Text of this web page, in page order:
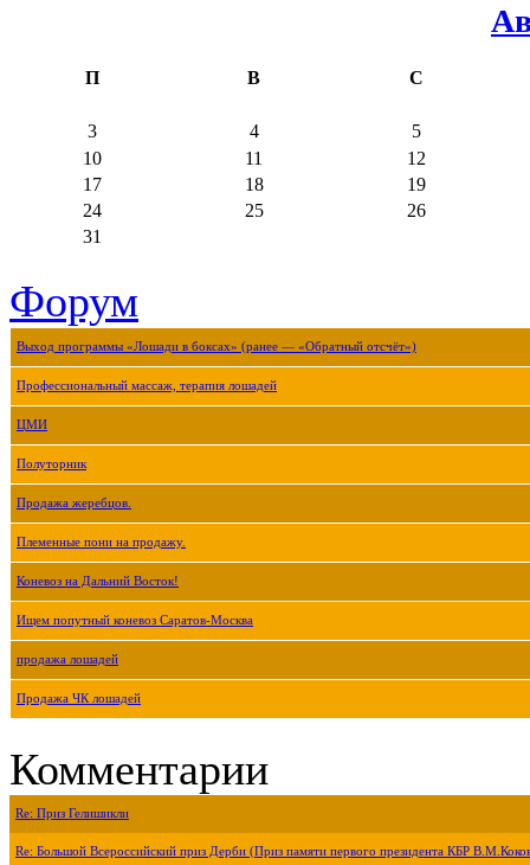
П В С
3 4
5
10
11
12
17
18
19
24
25
26
31
Форум
Выход программы «Лошади в боксах» (ранее — «Обратный отсчёт»)
Профессиональный массаж, терапия лошадей
ЦМИ
Полуторник
Продажа жеребцов.
Племенные пони на продажу.
Коневоз на Дальний Восток!
Ищем попутный коневоз Саратов-Москва
продажа лошадей
Продажа ЧК лошадей
Комментарии
Re: Приз Гелишикли
Re: Большой Всероссийский приз Дерби (Приз памяти первого президента КБР